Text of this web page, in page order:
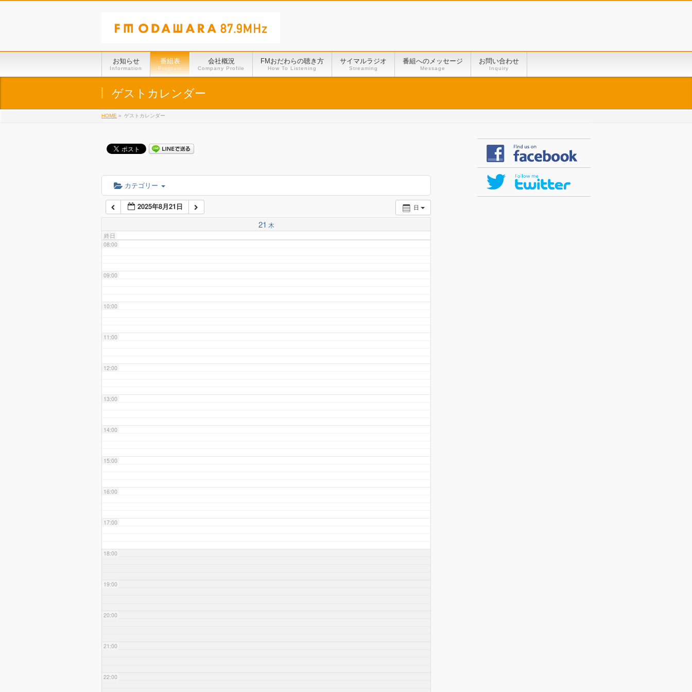
お知らせ
Information
番組表
Program
会社概況
Company Profile
FMおだわらの聴き方
How To Listening
サイマルラジオ
Streaming
番組へのメッセージ
Message
お問い合わせ
Inquiry
ゲストカレンダー
HOME » ゲストカレンダー
カテゴリー
日
2025年8月21日
21 木
終日
01:00
02:00
03:00
04:00
05:00
06:00
07:00
08:00
09:00
10:00
11:00
12:00
13:00
14:00
15:00
16:00
17:00
18:00
19:00
20:00
21:00
22:00